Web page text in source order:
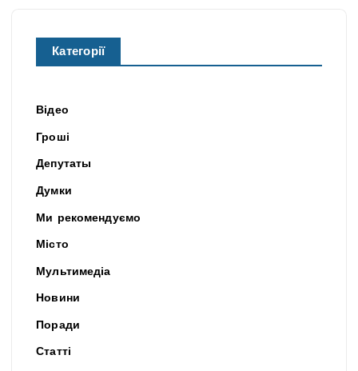
Категорії
Відео
Гроші
Депутаты
Думки
Ми рекомендуємо
Місто
Мультимедіа
Новини
Поради
Статті